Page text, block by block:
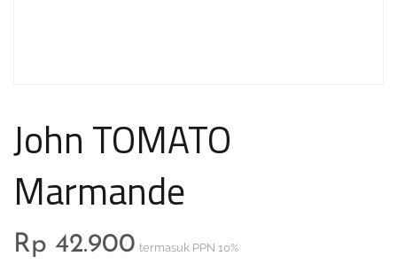
John TOMATO
Marmande
Rp 42.900 termasuk PPN 10%